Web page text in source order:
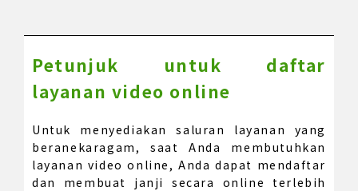
Petunjuk untuk daftar
layanan video online
Untuk menyediakan saluran layanan yang
beranekaragam, saat Anda membutuhkan
layanan video online, Anda dapat mendaftar
dan membuat janji secara online terlebih